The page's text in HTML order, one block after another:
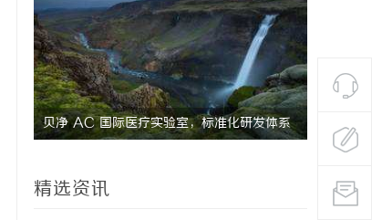
贝净 AC 国际医疗实验室，标准化研发体系 武汉配眼
精选资讯